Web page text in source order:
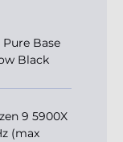
Base
Black
9 5900X
(max